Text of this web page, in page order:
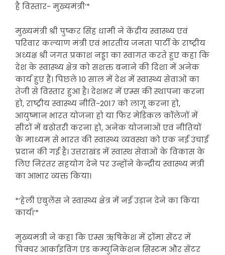
है विस्तार- मुख्यमंत्री’*
मुख्यमंत्री श्री पुष्कर सिंह धामी ने केंद्रीय स्वास्थ्य एवं
परिवार कल्याण मंत्री एवं भारतीय जनता पार्टी के राष्ट्रीय
अध्यक्ष श्री जगत प्रकाश नड्डा का स्वागत करते हुए कहा कि
देश के स्वास्थ्य क्षेत्र को सशक्त बनाने की दिशा में अनेक
कार्य हुए हैं। पिछले 10 साल में देश में स्वास्थ्य सेवाओं का
तेजी से विस्तार हुआ है। देशभर में एम्स की स्थापना करना
हो, राष्ट्रीय स्वास्थ्य नीति-2017 को लागू करना हो,
आयुष्मान भारत योजना हो या फिर मेडिकल कॉलेजों में
सीटों में बढ़ोतरी करना हो, अनेक योजनाओं एवं नीतियों
केे माध्यम से भारत की स्वास्थ्य व्यवस्था को एक नई उंचाई
प्रदान की गई है। उत्तराखंड में स्वास्थ सेवाओं के विकास के
लिए निरंतर सहयोग देने पर उन्होंने केन्द्रीय स्वास्थ्य मंत्री
का आभार व्यक्त किया।
*’हेली एंबुलेंस ने स्वास्थ्य क्षेत्र में नई उड़ान देने का किया
कार्य।’*
मुख्यमंत्री ने कहा कि एम्स ऋषिकेश में ट्रॉमा सेंटर में
पिक्चर आर्काइविंग एंड कम्युनिकेशन सिस्टम और सेंटर